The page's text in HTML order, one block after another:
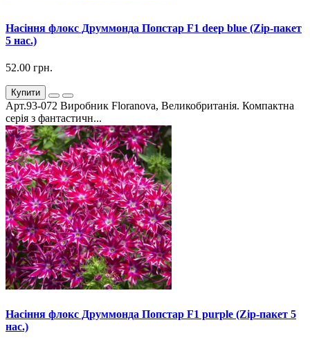
Насіння флокс Друммонда Попстар F1 deep blue (Zip-пакет
5 нас.)
52.00 грн.
Купити
Арт.93-072 Виробник Floranova, Великобританія. Компактна
серія з фантастичн...
Насіння флокс Друммонда Попстар F1 purple (Zip-пакет 5
нас.)